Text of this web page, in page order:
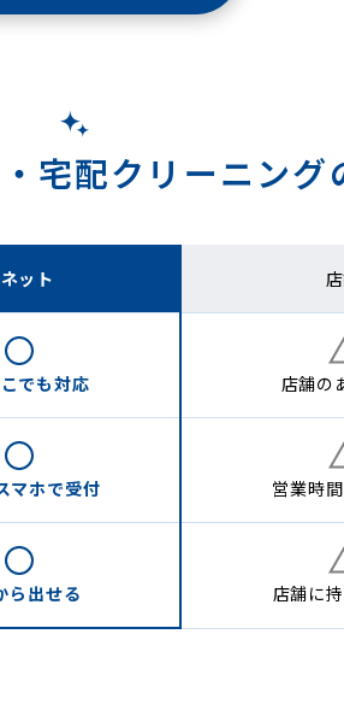
宅配クリーニング
ット
でも対応 店舗の
マホで受付 営業時
ら 出せる 店舗に